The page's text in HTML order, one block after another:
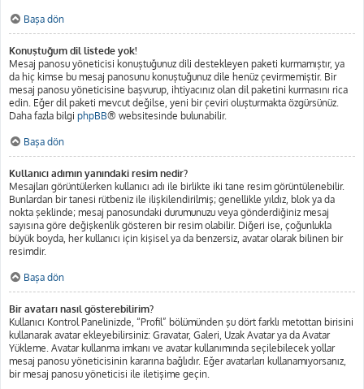
Başa dön
Konuştuğum dil listede yok!
Mesaj panosu yöneticisi konuştuğunuz dili destekleyen paketi kurmamıştır, ya
da hiç kimse bu mesaj panosunu konuştuğunuz dile henüz çevirmemiştir. Bir
mesaj panosu yöneticisine başvurup, ihtiyacınız olan dil paketini kurmasını rica
edin. Eğer dil paketi mevcut değilse, yeni bir çeviri oluşturmakta özgürsünüz.
Daha fazla bilgi phpBB® websitesinde bulunabilir.
Başa dön
Kullanıcı adımın yanındaki resim nedir?
Mesajları görüntülerken kullanıcı adı ile birlikte iki tane resim görüntülenebilir.
Bunlardan bir tanesi rütbeniz ile ilişkilendirilmiş; genellikle yıldız, blok ya da
nokta şeklinde; mesaj panosundaki durumunuzu veya gönderdiğiniz mesaj
sayısına göre değişkenlik gösteren bir resim olabilir. Diğeri ise, çoğunlukla
büyük boyda, her kullanıcı için kişisel ya da benzersiz, avatar olarak bilinen bir
resimdir.
Başa dön
Bir avatarı nasıl gösterebilirim?
Kullanıcı Kontrol Panelinizde, “Profil” bölümünden şu dört farklı metottan birisini
kullanarak avatar ekleyebilirsiniz: Gravatar, Galeri, Uzak Avatar ya da Avatar
Yükleme. Avatar kullanma imkanı ve avatar kullanımında seçilebilecek yollar
mesaj panosu yöneticisinin kararına bağlıdır. Eğer avatarları kullanamıyorsanız,
bir mesaj panosu yöneticisi ile iletişime geçin.